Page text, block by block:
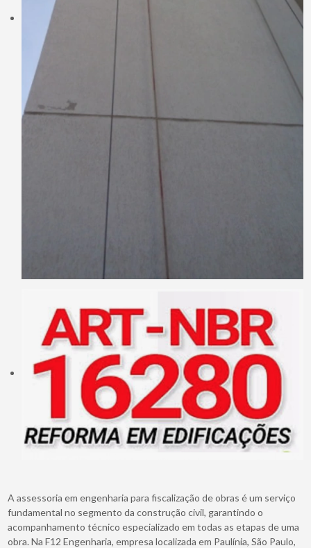
A assessoria em engenharia para fiscalização de obras é um serviço
fundamental no segmento da construção civil, garantindo o
acompanhamento técnico especializado em todas as etapas de uma
obra. Na F12 Engenharia, empresa localizada em Paulínia, São Paulo,